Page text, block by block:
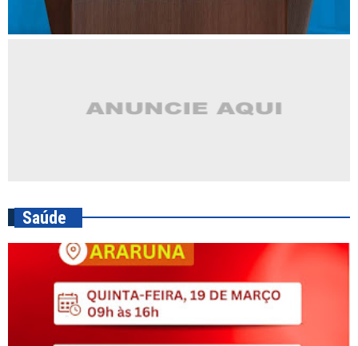
Saúde